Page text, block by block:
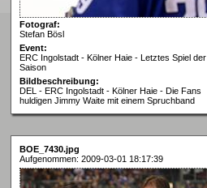
Fotograf:
Stefan Bösl
Event:
ERC Ingolstadt - Kölner Haie - Letztes Spiel der
Saison
Bildbeschreibung:
DEL - ERC Ingolstadt - Kölner Haie - Die Fans
huldigen Jimmy Waite mit einem Spruchband
BOE_7430.jpg
Aufgenommen: 2009-03-01 18:17:39